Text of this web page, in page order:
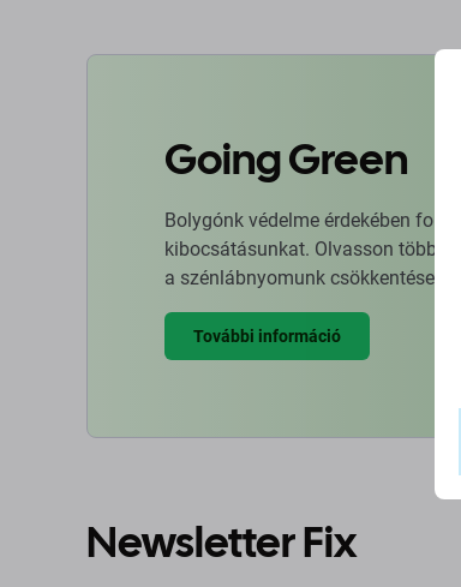
Going Green
Bolygónk védelme érdekében
kibocsátásunkat. Olvasson
a szénlábnyomunk csökkentése
További információ
Newsletter Fix